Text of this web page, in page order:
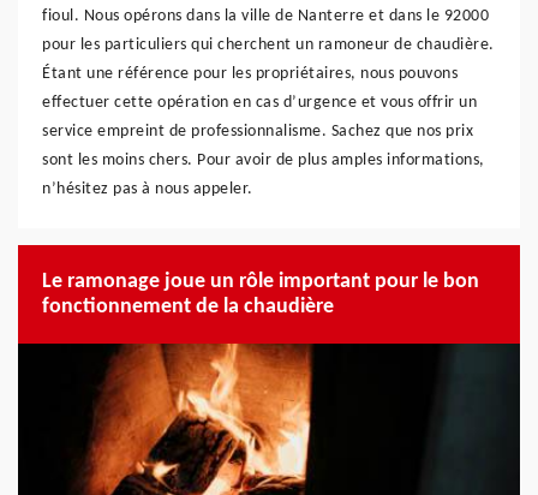
fioul. Nous opérons dans la ville de Nanterre et dans le 92000
pour les particuliers qui cherchent un ramoneur de chaudière.
Étant une référence pour les propriétaires, nous pouvons
effectuer cette opération en cas d’urgence et vous offrir un
service empreint de professionnalisme. Sachez que nos prix
sont les moins chers. Pour avoir de plus amples informations,
n’hésitez pas à nous appeler.
Le ramonage joue un rôle important pour le bon
fonctionnement de la chaudière